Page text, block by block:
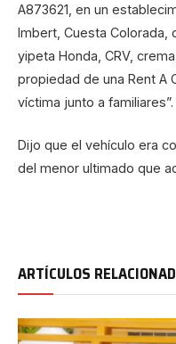
A873621, en un
Imbert, Cuesta Colorada,
yipeta Honda, CRV,
propiedad de una Rent A
víctima junto a familiares”.
Dijo que el vehículo era
del menor ultimado que
ARTÍCULOS